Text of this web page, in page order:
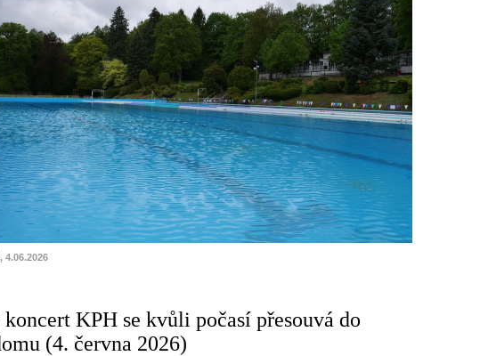
, 4.06.2026
KPH se kvůli počasí přesouvá do
(4. června 2026)